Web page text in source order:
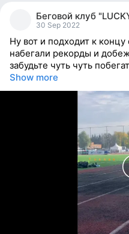
30 Sep 2022
Ну вот и подходит к
набегали рекорды и
забудьте чуть чуть
Show more